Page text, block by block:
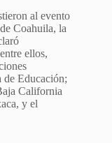
al evento
Coahuila, la
ellos,
Educación;
California
y el